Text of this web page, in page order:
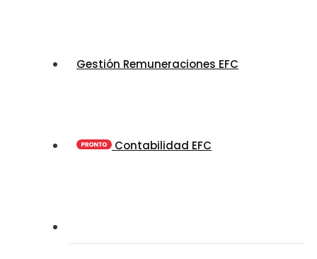
Gestión Remuneraciones EFC
Contabilidad EFC